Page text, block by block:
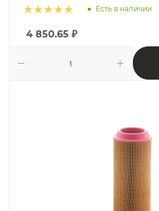
Есть в наличии
4 850.65 ₽